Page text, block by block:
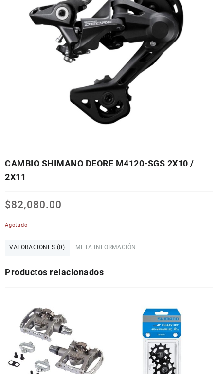
CAMBIO SHIMANO DEORE M4120-SGS 2X10 /
2X11
$82,080.00
Agotado
VALORACIONES (0) META INFORMACIÓN
Productos relacionados